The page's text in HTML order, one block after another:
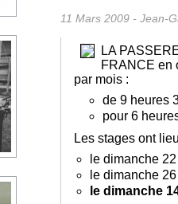
11 Mars 2009 - Jean-
LA
FRANCE en
par mois :
de 9 heures
pour 6
Les stages ont
le dimanche
le dimanche 26
le dimanche